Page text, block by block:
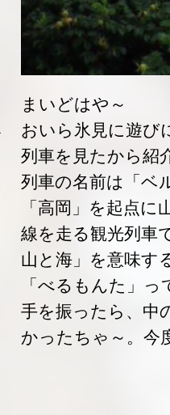
まいどはや～
おいら氷見に遊び
列車を見たから紹
列車の名前は「ベ
「高岡」を起点
線を走る観光列車
山と海」を意味す
「べるもんた」
手を振ったら、中
かったちゃ～。今